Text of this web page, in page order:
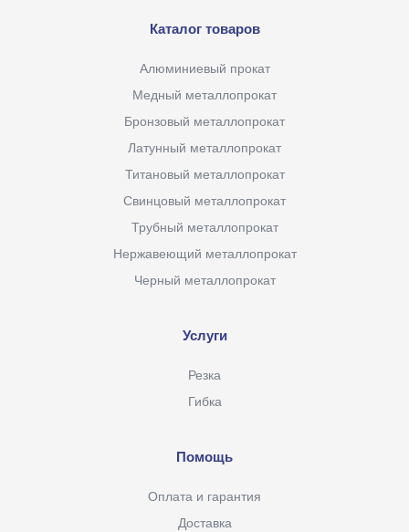
Каталог товаров
Алюминиевый прокат
Медный металлопрокат
Бронзовый металлопрокат
Латунный металлопрокат
Титановый металлопрокат
Свинцовый металлопрокат
Трубный металлопрокат
Нержавеющий металлопрокат
Черный металлопрокат
Услуги
Резка
Гибка
Помощь
Оплата и гарантия
Доставка